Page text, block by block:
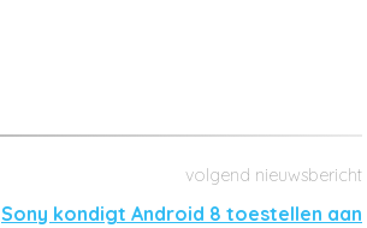
Sony kondigt Android 8 toestellen aan